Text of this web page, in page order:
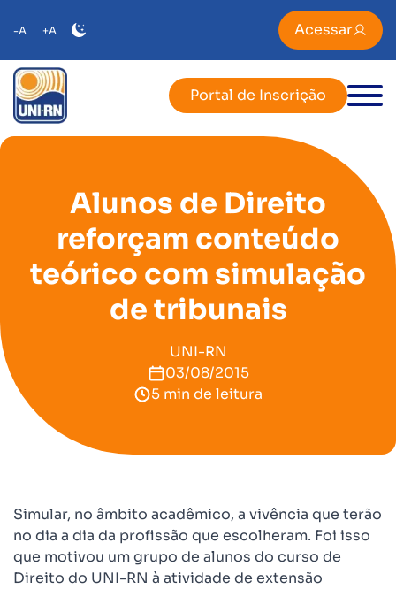
-A +A Acessar
Portal de Inscrição
Alunos de Direito
reforçam conteúdo
teórico com simulação
de tribunais
UNI-RN
03/08/2015
5 min de leitura
Simular, no âmbito acadêmico, a vivência que terão
no dia a dia da profissão que escolheram. Foi isso
que motivou um grupo de alunos do curso de
Direito do UNI-RN à atividade de extensão